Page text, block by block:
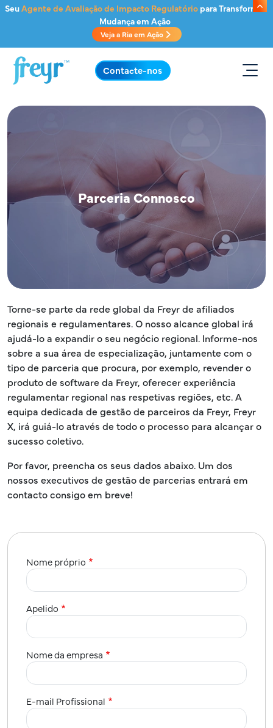
Saltar para o conteúdo principal
SeuAgente de Avaliação de Impacto Regulatóriopara Transformar
Mudança em Ação
Veja a Ria em Ação
.
Contacte-nos
Parceria Connosco
Torne-se parte da rede global da Freyr de afiliados
regionais e regulamentares. O nosso alcance global irá
ajudá-lo a expandir o seu negócio regional. Informe-nos
sobre a sua área de especialização, juntamente com o
tipo de parceria que procura, por exemplo, revender o
produto de software da Freyr, oferecer experiência
regulamentar regional nas respetivas regiões, etc. A
equipa dedicada de gestão de parceiros da Freyr, Freyr
X, irá guiá-lo através de todo o processo para alcançar o
sucesso coletivo.
Por favor, preencha os seus dados abaixo. Um dos
nossos executivos de gestão de parcerias entrará em
contacto consigo em breve!
Nome próprio
Apelido
Nome da empresa
E-mail Profissional